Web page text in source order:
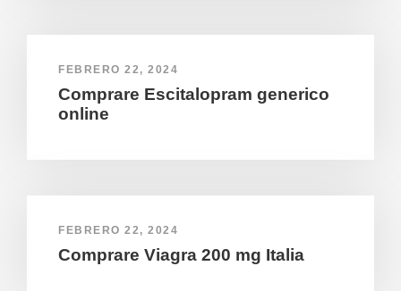
FEBRERO 22, 2024
Comprare Escitalopram generico
online
FEBRERO 22, 2024
Comprare Viagra 200 mg Italia